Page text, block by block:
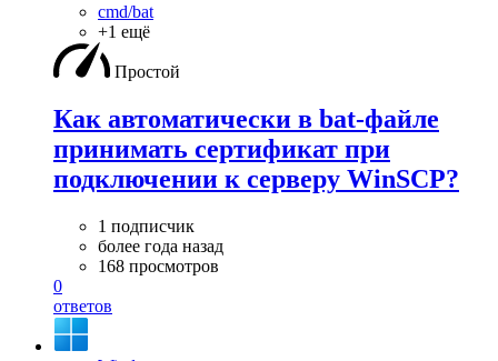
cmd/bat
+1 ещё
Простой
Как автоматически в bat-файле
принимать сертификат при
подключении к серверу WinSCP?
1 подписчик
более года назад
168 просмотров
0
ответов